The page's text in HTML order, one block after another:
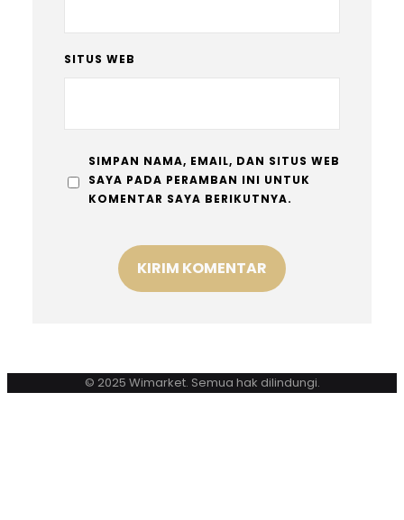
SITUS WEB
SIMPAN NAMA, EMAIL, DAN SITUS WEB
SAYA PADA PERAMBAN INI UNTUK
KOMENTAR SAYA BERIKUTNYA.
© 2025 Wimarket. Semua hak dilindungi.